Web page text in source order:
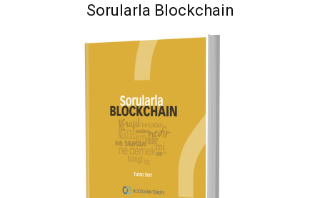
Sorularla Blockchain